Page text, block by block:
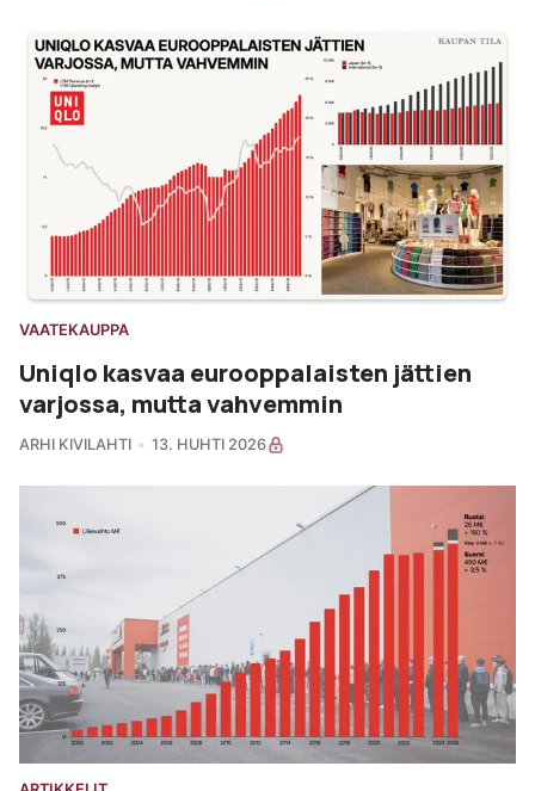
VAATEKAUPPA
Uniqlo kasvaa eurooppalaisten jättien
varjossa, mutta vahvemmin
ARHI KIVILAHTI 13. HUHTI 2026